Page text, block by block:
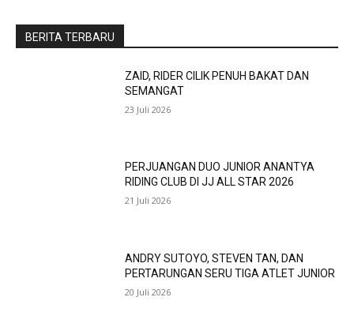
BERITA TERBARU
ZAID, RIDER CILIK PENUH BAKAT DAN
SEMANGAT
23 Juli 2026
PERJUANGAN DUO JUNIOR ANANTYA
RIDING CLUB DI JJ ALL STAR 2026
21 Juli 2026
ANDRY SUTOYO, STEVEN TAN, DAN
PERTARUNGAN SERU TIGA ATLET JUNIOR
20 Juli 2026